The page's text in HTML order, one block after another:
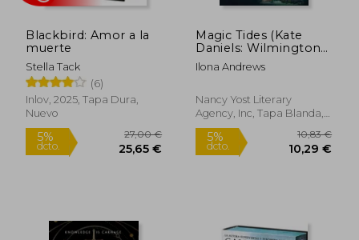
dcto. dcto.
Blackbird: Amor a la
muerte
Stella Tack
(6)
Inlov, 2025, Tapa Dura,
Nuevo
Rápido
Magic Tides (Kate
Daniels: Wilmington
Years) (en Inglés)
Ilona Andrews
Nancy Yost Literary
Agency, Inc, Tapa Blanda,
Nuevo